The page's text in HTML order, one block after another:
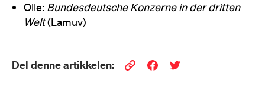
Olle: Bundesdeutsche Konzerne in der dritten
Welt(Lamuv)
Del denne artikkelen: